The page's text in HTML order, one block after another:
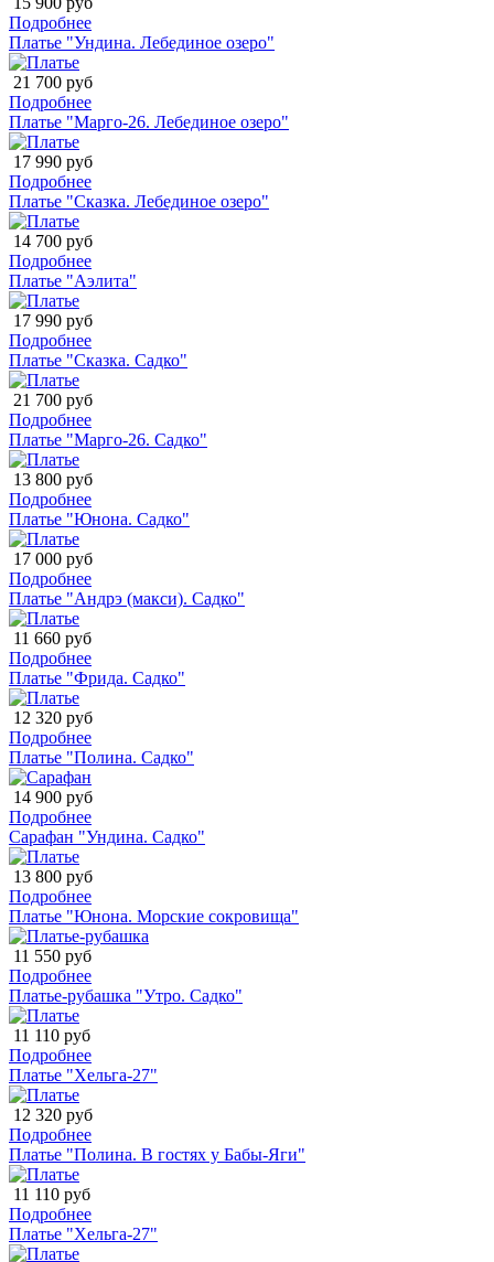
Подробнее
Платье "Ундина. Лебединое озеро"
21 700 руб
Подробнее
Платье "Марго-26. Лебединое озеро"
17 990 руб
Подробнее
Платье "Сказка. Лебединое озеро"
14 700 руб
Подробнее
Платье "Аэлита"
17 990 руб
Подробнее
Платье "Сказка. Садко"
21 700 руб
Подробнее
Платье "Марго-26. Садко"
13 800 руб
Подробнее
Платье "Юнона. Садко"
17 000 руб
Подробнее
Платье "Андрэ (макси). Садко"
11 660 руб
Подробнее
Платье "Фрида. Садко"
12 320 руб
Подробнее
Платье "Полина. Садко"
14 900 руб
Подробнее
Сарафан "Ундина. Садко"
13 800 руб
Подробнее
Платье "Юнона. Морские сокровища"
11 550 руб
Подробнее
Платье-рубашка "Утро. Садко"
11 110 руб
Подробнее
Платье "Хельга-27"
12 320 руб
Подробнее
Платье "Полина. В гостях у Бабы-Яги"
11 110 руб
Подробнее
Платье "Хельга-27"